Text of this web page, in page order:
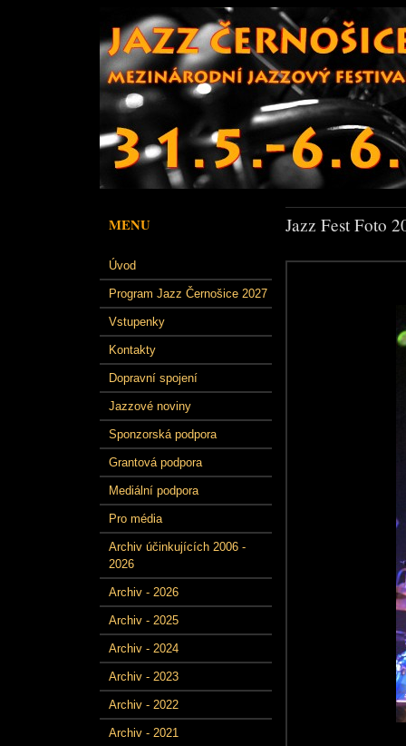
MENU
Úvod
Program Jazz Černošice 2027
Vstupenky
Kontakty
Dopravní spojení
Jazzové noviny
Sponzorská podpora
Grantová podpora
Mediální podpora
Pro média
Archiv účinkujících 2006 -
2026
Archiv - 2026
Archiv - 2025
Archiv - 2024
Archiv - 2023
Archiv - 2022
Archiv - 2021
Jazz Fest Foto